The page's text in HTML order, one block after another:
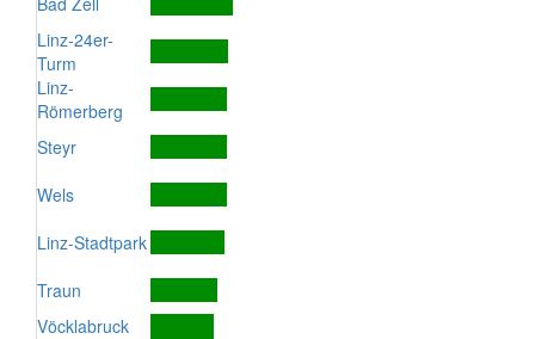
Linz-24er-
Turm
Linz-
Römerberg
Steyr
Wels
Linz-Stadtpark
Traun
Vöcklabruck